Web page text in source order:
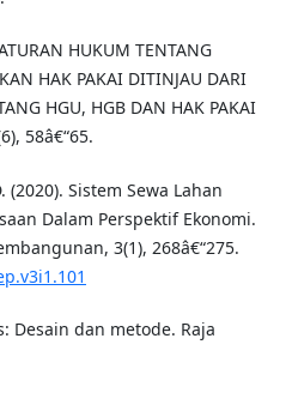
HUKUM TENTANG
HAK PAKAI DITINJAU DARI
HGU, HGB DAN HAK PAKAI
58â€“65.
(2020). Sistem Sewa Lahan
Dalam Perspektif Ekonomi.
3(1), 268â€“275.
Desain dan metode. Raja